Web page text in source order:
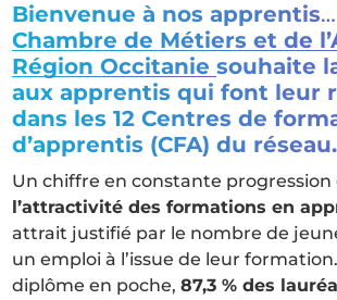
Bienvenue à nos apprentis…
Chambre de Métiers et de
Région Occitaniesouhaite
aux apprentis qui font leur
dans les 12 Centres de
d’apprentis (CFA) du réseau.
Un chiffre en constante progression
l’attractivité des formations en
attrait justifié par le nombre de
un emploi à l’issue de leur
diplôme en poche,87,3 % des